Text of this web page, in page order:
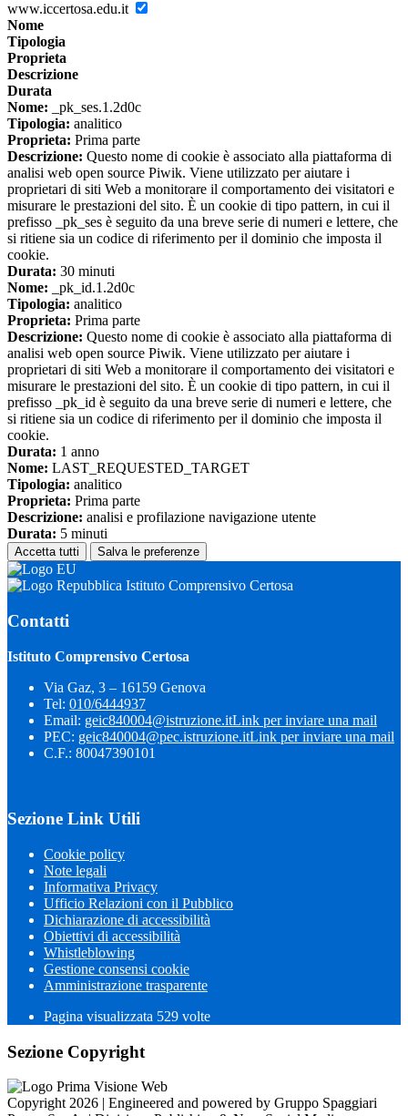
www.iccertosa.edu.it
Nome
Tipologia
Proprieta
Descrizione
Durata
Nome: _pk_ses.1.2d0c
Tipologia: analitico
Proprieta: Prima parte
Descrizione: Questo nome di cookie è associato alla piattaforma di
analisi web open source Piwik. Viene utilizzato per aiutare i
proprietari di siti Web a monitorare il comportamento dei visitatori e
misurare le prestazioni del sito. È un cookie di tipo pattern, in cui il
prefisso _pk_ses è seguito da una breve serie di numeri e lettere, che
si ritiene sia un codice di riferimento per il dominio che imposta il
cookie.
Durata: 30 minuti
Nome: _pk_id.1.2d0c
Tipologia: analitico
Proprieta: Prima parte
Descrizione: Questo nome di cookie è associato alla piattaforma di
analisi web open source Piwik. Viene utilizzato per aiutare i
proprietari di siti Web a monitorare il comportamento dei visitatori e
misurare le prestazioni del sito. È un cookie di tipo pattern, in cui il
prefisso _pk_id è seguito da una breve serie di numeri e lettere, che
si ritiene sia un codice di riferimento per il dominio che imposta il
cookie.
Durata: 1 anno
Nome: LAST_REQUESTED_TARGET
Tipologia: analitico
Proprieta: Prima parte
Descrizione: analisi e profilazione navigazione utente
Durata: 5 minuti
Accetta tutti Salva le preferenze
Istituto Comprensivo Certosa
Contatti
Istituto Comprensivo Certosa
Via Gaz, 3 – 16159 Genova
Tel: 010/6444937
Email: geic840004@istruzione.itLink per inviare una mail
PEC: geic840004@pec.istruzione.itLink per inviare una mail
C.F.: 80047390101
Sezione Link Utili
Cookie policy
Note legali
Informativa Privacy
Ufficio Relazioni con il Pubblico
Dichiarazione di accessibilità
Obiettivi di accessibilità
Whistleblowing
Gestione consensi cookie
Amministrazione trasparente
Pagina visualizzata 529 volte
Sezione Copyright
Copyright 2026 | Engineered and powered by Gruppo Spaggiari